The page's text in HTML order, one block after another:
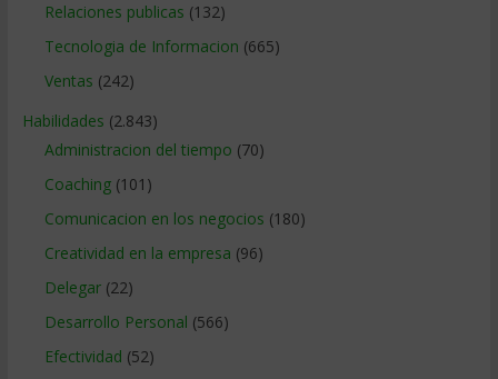
Relaciones publicas (132)
Tecnologia de Informacion (665)
Ventas (242)
Habilidades (2.843)
Administracion del tiempo (70)
Coaching(101)
Comunicacion en los negocios (180)
Creatividad en la empresa (96)
Delegar(22)
Desarrollo Personal (566)
Efectividad (52)